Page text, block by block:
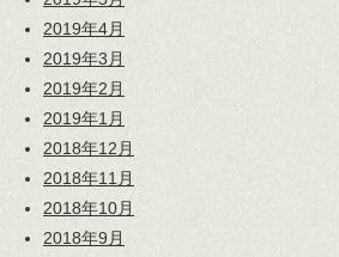
2019年4月
2019年3月
2019年2月
2019年1月
2018年12月
2018年11月
2018年10月
2018年9月